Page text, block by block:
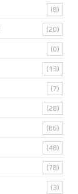
(8)
(20)
(0)
(13)
(7)
(28)
(86)
(48)
(78)
(3)